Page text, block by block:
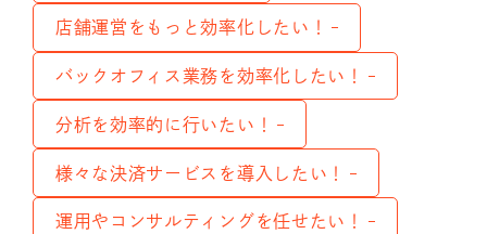
店舗運営をもっと効率化したい！
バックオフィス業務を効率化したい！
分析を効率的に行いたい！
様々な決済サービスを導入したい！
運用やコンサルティングを任せたい！